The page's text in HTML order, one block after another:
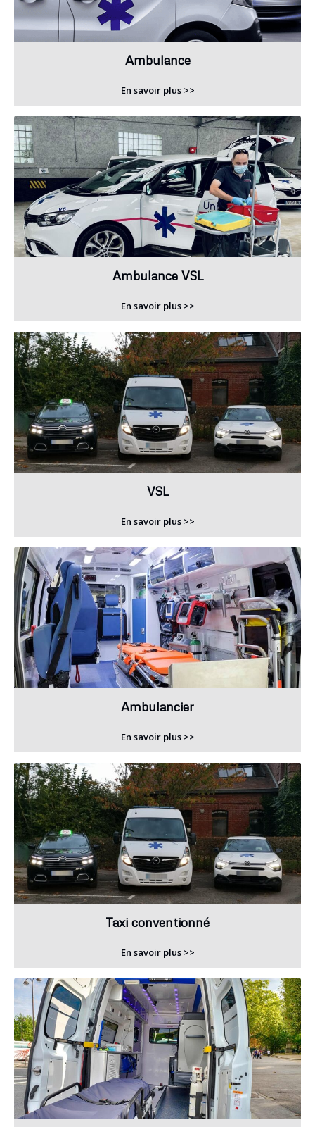
Ambulance
En savoir plus >>
Ambulance VSL
En savoir plus >>
VSL
En savoir plus >>
Ambulancier
En savoir plus >>
Taxi conventionné
En savoir plus >>